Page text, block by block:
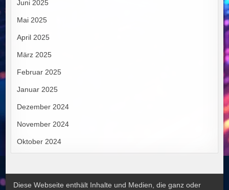
Juni 2025
Mai 2025
April 2025
März 2025
Februar 2025
Januar 2025
Dezember 2024
November 2024
Oktober 2024
Diese Webseite enthält Inhalte und Medien, die ganz oder